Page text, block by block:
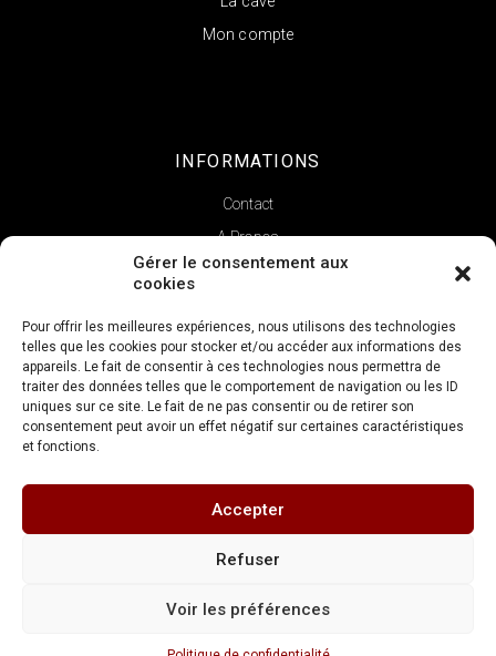
Gérer le consentement aux
cookies
Pour offrir les meilleures expériences, nous utilisons des technologies
telles que les cookies pour stocker et/ou accéder aux informations des
appareils. Le fait de consentir à ces technologies nous permettra de
traiter des données telles que le comportement de navigation ou les ID
uniques sur ce site. Le fait de ne pas consentir ou de retirer son
consentement peut avoir un effet négatif sur certaines caractéristiques
et fonctions.
Accepter
Refuser
Voir les préférences
Mon compte
INFORMATIONS
Contact
A Propos
RéalisationFDV Conseil
Politique de confidentialité
L’abus d’alcool est dangereux pour la santé. Consommez avec modération